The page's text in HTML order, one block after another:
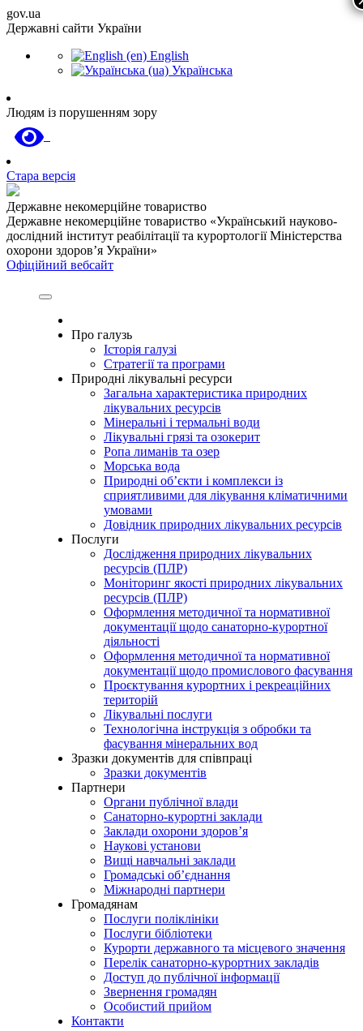
gov.ua
Державні сайти України
English
Українська
Людям із порушенням зору
Стара версія
Державне некомерційне товариство
Державне некомерційне товариство «Український науково-
дослідний інститут реабілітації та курортології Міністерства
охорони здоров’я України»
Офіційний вебсайт
Про галузь
Історія галузі
Стратегії та програми
Природні лікувальні ресурси
Загальна характеристика природних
лікувальних ресурсів
Мінеральні і термальні води
Лікувальні грязі та озокерит
Ропа лиманів та озер
Морська вода
Природні об’єкти і комплекси із
сприятливими для лікування кліматичними
умовами
Довідник природних лікувальних ресурсів
Послуги
Дослідження природних лікувальних
ресурсів (ПЛР)
Моніторинг якості природних лікувальних
ресурсів (ПЛР)
Оформлення методичної та нормативної
документації щодо санаторно-курортної
діяльності
Оформлення методичної та нормативної
документації щодо промислового фасування
Проєктування курортних і рекреаційних
територій
Лікувальні послуги
Технологічна інструкція з обробки та
фасування мінеральних вод
Зразки документів для співпраці
Зразки документів
Партнери
Органи публічної влади
Санаторно-курортні заклади
Заклади охорони здоров’я
Наукові установи
Вищі навчальні заклади
Громадські об’єднання
Міжнародні партнери
Громадянам
Послуги поліклініки
Послуги бібліотеки
Курорти державного та місцевого значення
Перелік санаторно-курортних закладів
Доступ до публічної інформації
Звернення громадян
Особистий прийом
Контакти